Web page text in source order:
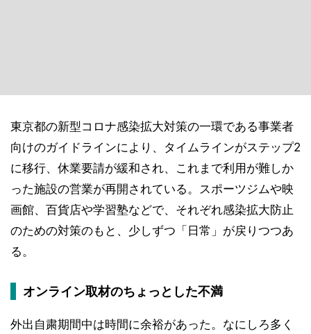
東京都の新型コロナ感染拡大対策の一環である事業者
向けのガイドラインにより、タイムラインがステップ2
に移行、休業要請が緩和され、これまで利用が難しか
った施設の営業が再開されている。スポーツジムや映
画館、百貨店や学習塾などで、それぞれ感染拡大防止
のための対策のもと、少しずつ「日常」が戻りつつあ
る。
オンライン取材のちょっとした不満
外出自粛期間中は時間に余裕があった。なにしろ多く